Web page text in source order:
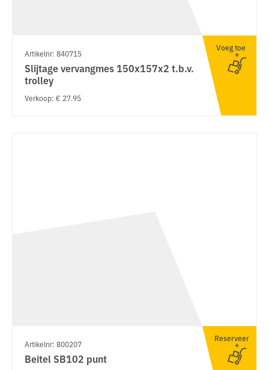
Artikelnr: 840715
Slijtage vervangmes 150x157x2 t.b.v.
trolley
Verkoop: € 27.95
Voeg toe
Artikelnr: 800207
Beitel SB102 punt
Reserveer